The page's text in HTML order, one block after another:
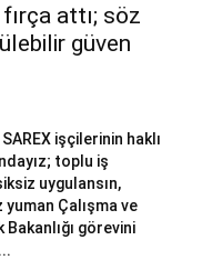
attı; söz
güven
işçilerinin haklı
toplu iş
uygulansın,
Çalışma ve
görevini